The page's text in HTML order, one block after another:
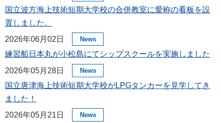
国立波方海上技術短期大学校の合併教室に愛称の看板を設
置しました。
2026年06月02日
News
練習船日本丸が小松島にてシップスクールを実施しました
2026年05月28日
News
国立唐津海上技術短期大学校がLPGタンカーを見学してき
ました！
2026年05月21日
News